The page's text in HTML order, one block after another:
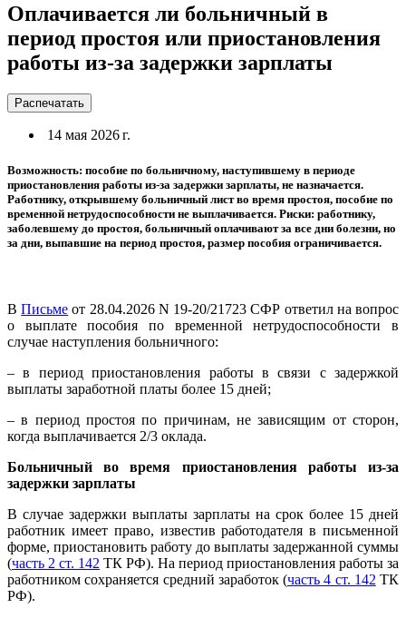
Оплачивается ли больничный в
период простоя или приостановления
работы из-за задержки зарплаты
Распечатать
14 мая 2026 г.
Возможность: пособие по больничному, наступившему в периоде
приостановления работы из-за задержки зарплаты, не назначается.
Работнику, открывшему больничный лист во время простоя, пособие по
временной нетрудоспособности не выплачивается. Риски: работнику,
заболевшему до простоя, больничный оплачивают за все дни болезни, но
за дни, выпавшие на период простоя, размер пособия ограничивается.
ВПисьме от 28.04.2026 N 19-20/21723 СФР ответил на вопрос
о выплате пособия по временной нетрудоспособности в
случае наступления больничного:
– в период приостановления работы в связи с задержкой
выплаты заработной платы более 15 дней;
– в период простоя по причинам, не зависящим от сторон,
когда выплачивается 2/3 оклада.
Больничный во время приостановления работы из-за
задержки зарплаты
В случае задержки выплаты зарплаты на срок более 15 дней
работник имеет право, известив работодателя в письменной
форме, приостановить работу до выплаты задержанной суммы
(часть 2 ст. 142 ТК РФ). На период приостановления работы за
работником сохраняется средний заработок (часть 4 ст. 142 ТК
РФ).